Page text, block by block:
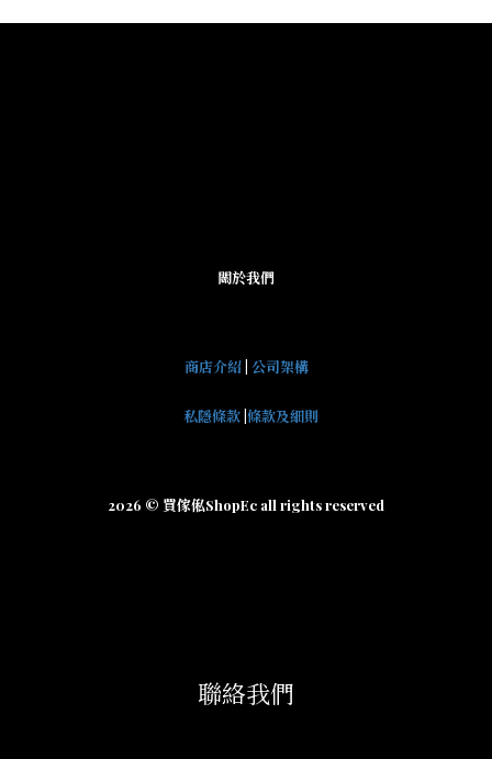
關於我們
商店介紹| 公司架構
私隱條款 條款及細則
2026 © 買傢俬ShopEc all rights reserved
聯絡我們